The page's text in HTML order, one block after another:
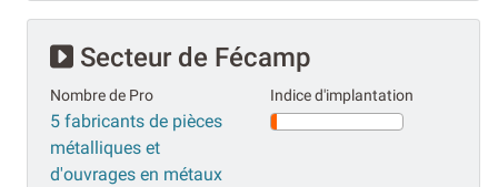
Secteur de Fécamp
Nombre de Pro
5 fabricants de pièces
métalliques et
d'ouvrages en métaux
Indice d'implantation